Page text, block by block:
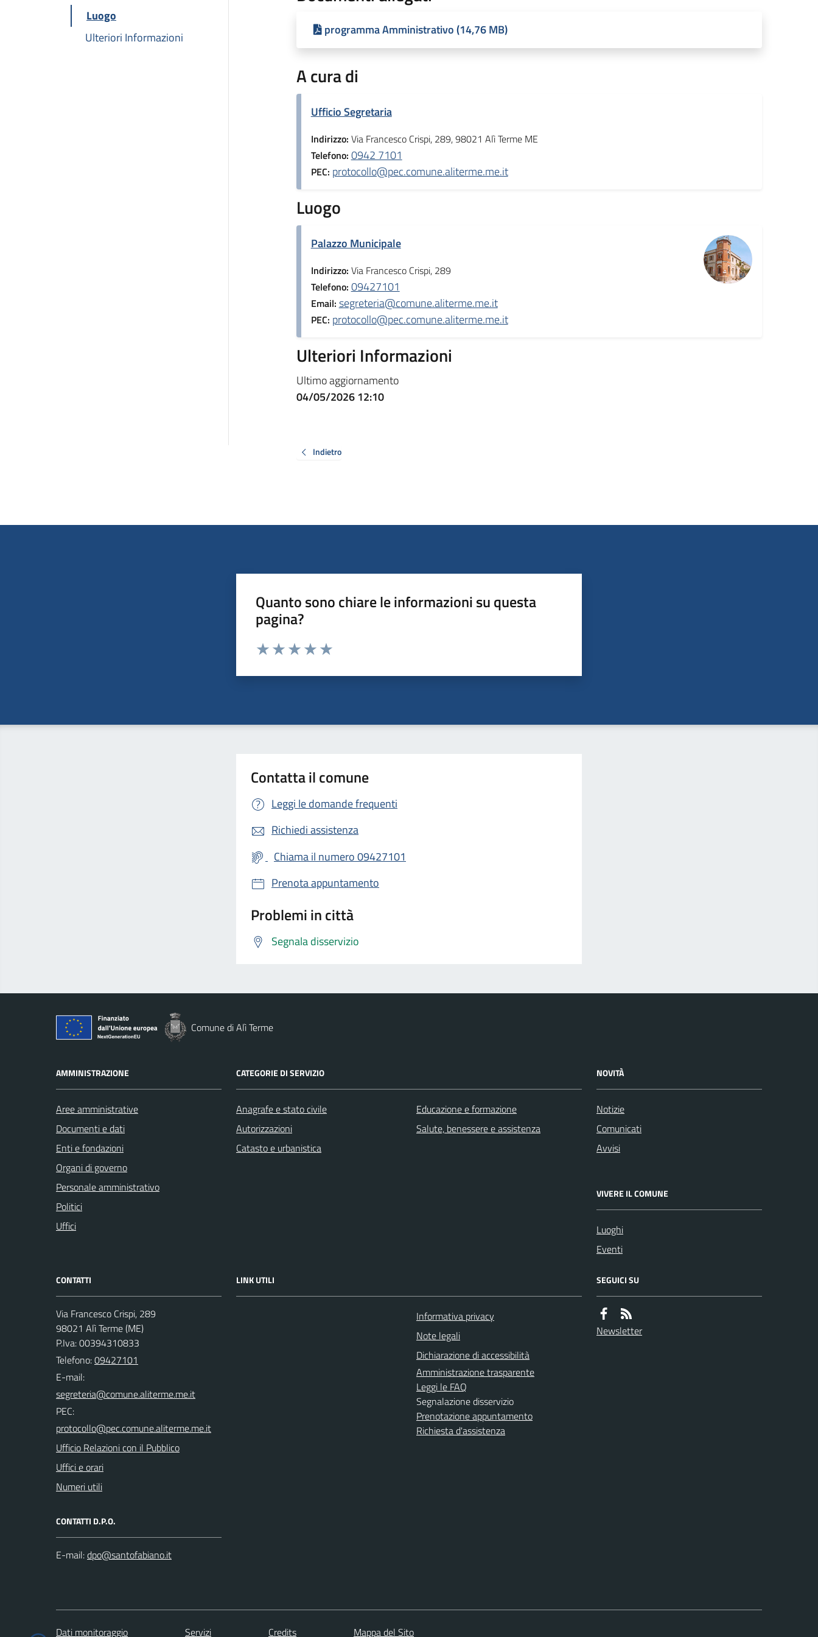
Luogo
Ulteriori Informazioni
programma Amministrativo (14,76 MB)
A cura di
Ufficio Segretaria
Indirizzo: Via Francesco Crispi, 289, 98021 Alì Terme ME
Telefono: 0942 7101
PEC: protocollo@pec.comune.aliterme.me.it
Luogo
Palazzo Municipale
Indirizzo: Via Francesco Crispi, 289
Telefono: 09427101
Email: segreteria@comune.aliterme.me.it
PEC: protocollo@pec.comune.aliterme.me.it
Ulteriori Informazioni
Ultimo aggiornamento
04/05/2026 12:10
Indietro
Quanto sono chiare le informazioni su questa
pagina?
Valuta da 1 a 5 stelle la pagina
Contatta il comune
Leggi le domande frequenti
Richiedi assistenza
Chiama il numero 09427101
Prenota appuntamento
Problemi in città
Segnala disservizio
Comune di Alì Terme
AMMINISTRAZIONE
Aree amministrative
Documenti e dati
Enti e fondazioni
Organi di governo
Personale amministrativo
Politici
Uffici
CATEGORIE DI SERVIZIO
Anagrafe e stato civile
Autorizzazioni
Catasto e urbanistica
Educazione e formazione
Salute, benessere e assistenza
NOVITÀ
Notizie
Comunicati
Avvisi
VIVERE IL COMUNE
Luoghi
Eventi
CONTATTI
Via Francesco Crispi, 289
98021 Alì Terme (ME)
P.Iva: 00394310833
Telefono:09427101
E-mail:
PEC:
Ufficio Relazioni con il Pubblico
Uffici e orari
Numeri utili
CONTATTI D.P.O.
E-mail:
LINK UTILI
Informativa privacy
Note legali
Dichiarazione di accessibilità
Amministrazione trasparente
Leggi le FAQ
Segnalazione disservizio
Prenotazione appuntamento
Richiesta d'assistenza
SEGUICI SU
Newsletter
Dati monitoraggio Servizi Credits Mappa del Sito